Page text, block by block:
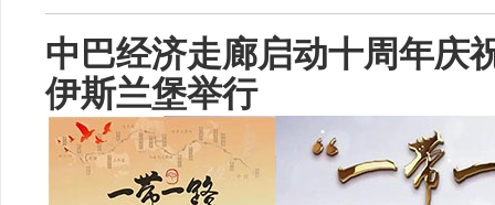
中巴经济走廊启动十周年庆
伊斯兰堡举行